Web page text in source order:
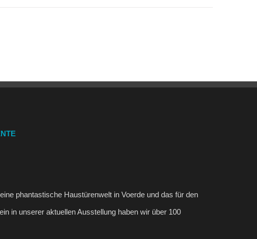
phantastische Haustürenwelt in Voerde und das für den
in unserer aktuellen Ausstellung haben wir über 100